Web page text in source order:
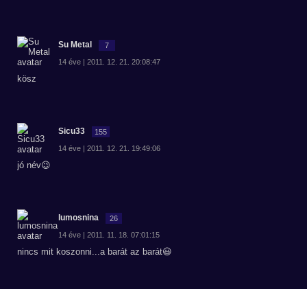
Su Metal 7
14 éve | 2011. 12. 21. 20:08:47
kösz
Sicu33 155
14 éve | 2011. 12. 21. 19:49:06
jó név😉
lumosnina 26
14 éve | 2011. 11. 18. 07:01:15
nincs mit koszonni...a barát az barát😃